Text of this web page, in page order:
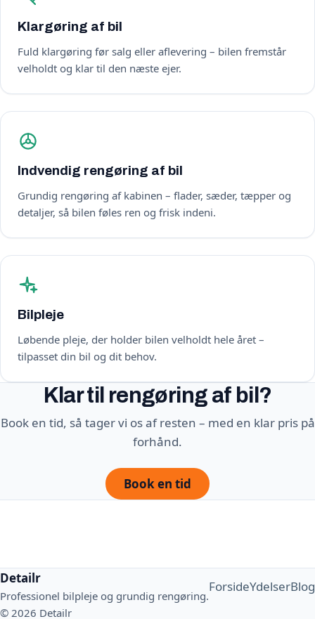
Klargøring af bil
Fuld klargøring før salg eller aflevering – bilen fremstår
velholdt og klar til den næste ejer.
Indvendig rengøring af bil
Grundig rengøring af kabinen – flader, sæder, tæpper og
detaljer, så bilen føles ren og frisk indeni.
Bilpleje
Løbende pleje, der holder bilen velholdt hele året –
tilpasset din bil og dit behov.
Klar til rengøring af bil?
Book en tid, så tager vi os af resten – med en klar pris på
forhånd.
Book en tid
Detailr
Professionel bilpleje og grundig rengøring.
ForsideYdelserBlog
© 2026 Detailr